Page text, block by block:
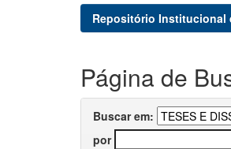
Repositório Institucional
Página de
Buscar em:
por